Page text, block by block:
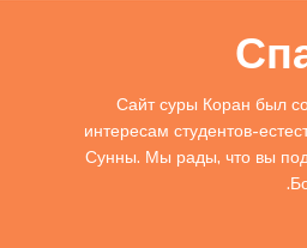
Сайт суры Коран был
интересам студентов-
Сунны. Мы рады, что вы